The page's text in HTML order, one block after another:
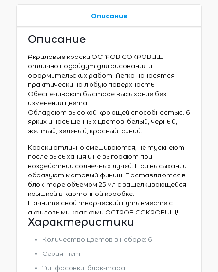
Описание
Описание
Акриловые краски ОСТРОВ СОКРОВИЩ
отлично подойдут для рисования и
оформительских работ. Легко наносятся
практически на любую поверхность.
Обеспечивают быстрое высыхание без
изменения цвета.
Обладают высокой кроющей способностью. 6
ярких и насыщенных цветов: белый, черный,
желтый, зеленый, красный, синий.
Краски отлично смешиваются, не тускнеют
после высыхания и не выгорают при
воздействии солнечных лучей. При высыхании
образуют матовый финиш. Поставляются в
блок-таре объемом 25 мл с защелкивающейся
крышкой в картонной коробке.
Начните свой творческий путь вместе с
акриловыми красками ОСТРОВ СОКРОВИЩ!
Характеристики
Количество цветов в наборе: 6
Серия: нет
Тип фасовки: блок-тара